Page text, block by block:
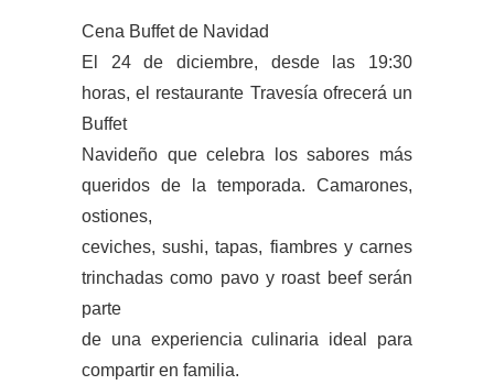
Cena Buffet de Navidad
El 24 de diciembre, desde las 19:30
horas, el restaurante Travesía ofrecerá un
Buffet
Navideño que celebra los sabores más
queridos de la temporada. Camarones,
ostiones,
ceviches, sushi, tapas, fiambres y carnes
trinchadas como pavo y roast beef serán
parte
de una experiencia culinaria ideal para
compartir en familia.